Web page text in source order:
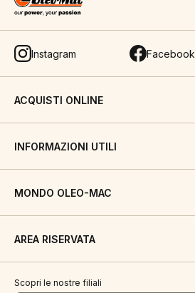
Instagram Facebook
ACQUISTI ONLINE
INFORMAZIONI UTILI
MONDO OLEO-MAC
AREA RISERVATA
Scopri le nostre filiali